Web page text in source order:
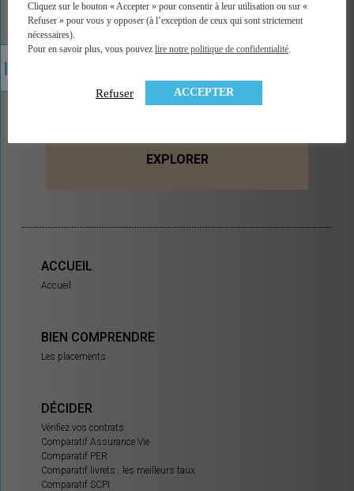
CONTACT
EXPLORER
ACCUEIL
Accueil
BIEN COMPRENDRE
Les placements
DÉCIDER
Vérifiez vos contrats
Comparatif Assurance Vie
Comparatif PER
Comparatif livrets : les meilleurs taux
Comparatif SCPI
Cliquez sur le bouton « Accepter » pour consentir à leur utilisation ou sur «
Refuser » pour vous y opposer (à l’exception de ceux qui sont strictement
nécessaires).
Pour en savoir plus, vous pouvez lire notre politique de confidentialité.
Refuser ACCEPTER